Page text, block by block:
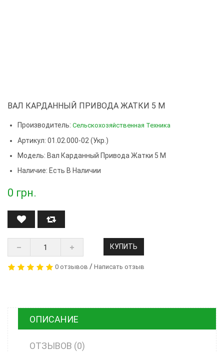
ВАЛ КАРДАННЫЙ ПРИВОДА ЖАТКИ 5 М
Производитель: Сельскохозяйственная Техника
Артикул: 01.02.000-02 (Укр.)
Модель: Вал Карданный Привода Жатки 5 М
Наличие: Есть В Наличии
0 грн.
КУПИТЬ
0 отзывов / Написать отзыв
ОПИСАНИЕ
ОТЗЫВОВ (0)